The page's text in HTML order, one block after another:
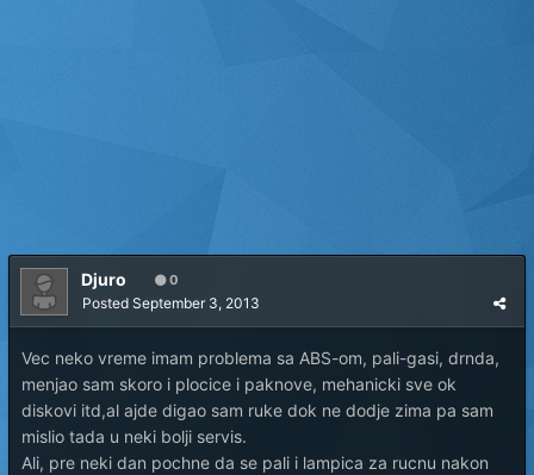
Djuro 0
Posted September 3, 2013
Vec neko vreme imam problema sa ABS-om, pali-gasi, drnda,
menjao sam skoro i plocice i paknove, mehanicki sve ok
diskovi itd,al ajde digao sam ruke dok ne dodje zima pa sam
mislio tada u neki bolji servis.
Ali, pre neki dan pochne da se pali i lampica za rucnu nakon